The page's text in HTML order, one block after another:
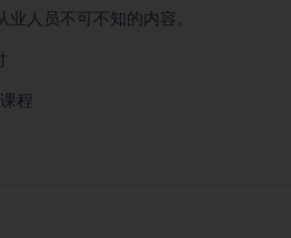
人员不可不知的内容。
程